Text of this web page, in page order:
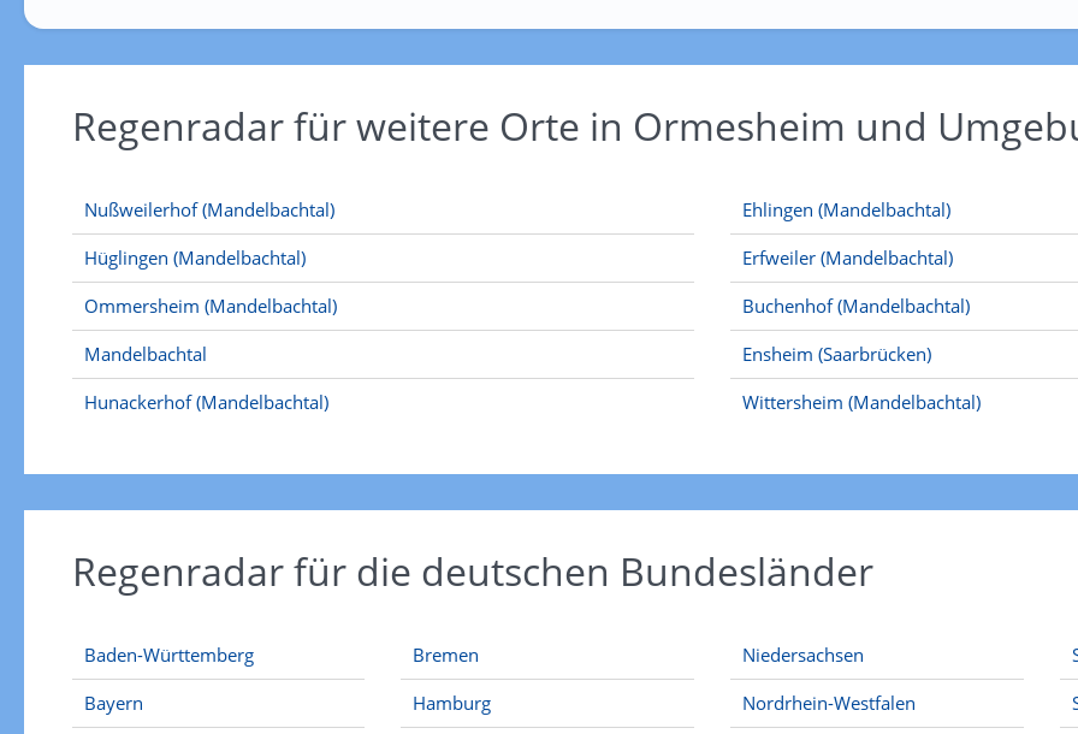
Regenradar für weitere Orte in Ormesheim und
Nußweilerhof (Mandelbachtal)
Hüglingen (Mandelbachtal)
Ommersheim (Mandelbachtal)
Mandelbachtal
Hunackerhof (Mandelbachtal)
Ehlingen (Mandelbachtal)
Erfweiler (Mandelbachtal)
Buchenhof (Mandelbachtal)
Ensheim (Saarbrücken)
Wittersheim (Mandelbachtal)
Regenradar für die deutschen Bundesländer
Baden-Württemberg
Bayern
Bremen
Hamburg
Niedersachsen
Nordrhein-Westfalen